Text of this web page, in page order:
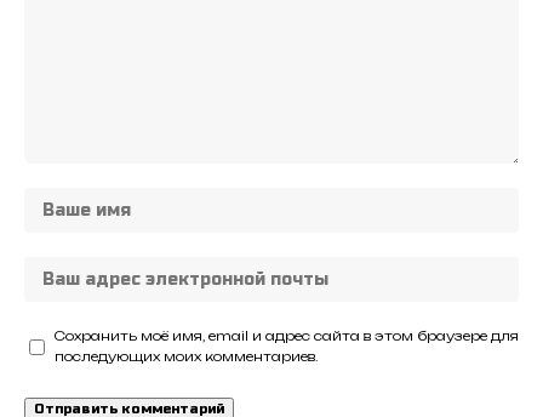
Сохранить моё имя, email и адрес сайта в этом браузере для
последующих моих комментариев.